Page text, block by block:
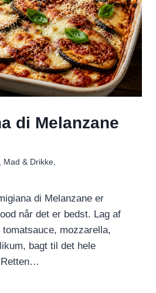
di Melanzane
Mad & Drikke
di Melanzane er
når det er bedst. Lag af
mozzarella,
bagt til det hele